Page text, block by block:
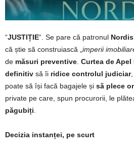
“JUSTIȚIE“. Se pare că patronul Nordis
că știe să construiască „ imperii
de măsuri preventive Curtea de
definitiv să îi ridice controlul judiciar
poate să își facă bagajele și să plece
private pe care, spun procurorii, le
păgubiți
Decizia instanței, pe scurt